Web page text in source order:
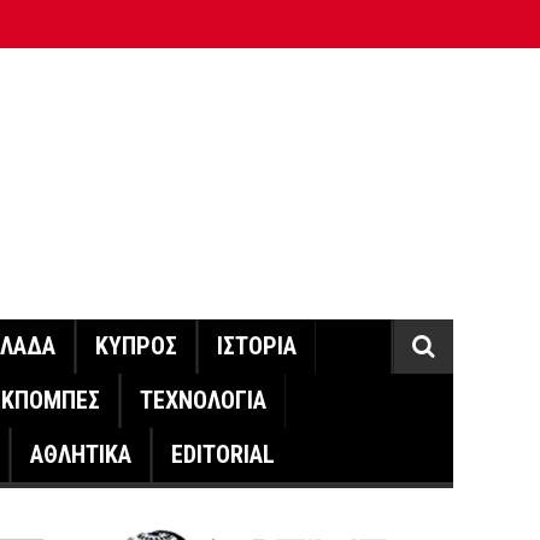
ΚΥΠΡΟΣ
ΙΣΤΟΡΙΑ
ΤΕΧΝΟΛΟΓΙΑ
ΑΘΛΗΤΙΚΑ EDITORIAL